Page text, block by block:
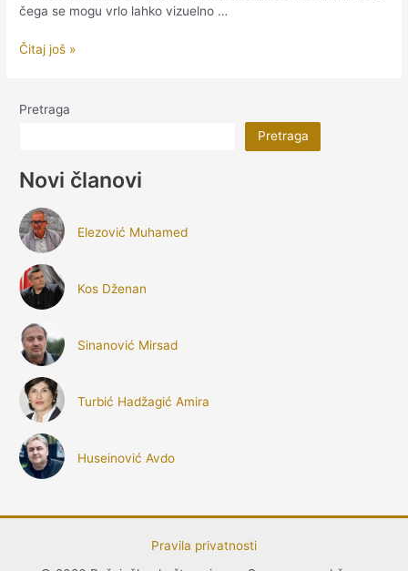
čega se mogu vrlo lahko vizuelno …
SABIRANJE
Čitaj još »
Pretraga
Pretraga
Novi članovi
Elezović Muhamed
Kos Dženan
Sinanović Mirsad
Turbić Hadžagić Amira
Huseinović Avdo
Pravila privatnosti